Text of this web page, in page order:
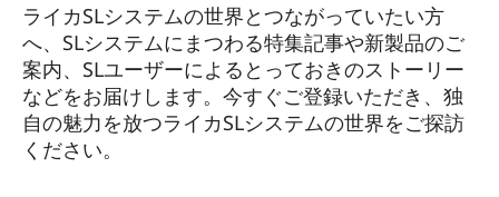
ライカSLシステムの世界とつながっていたい方
へ、SLシステムにまつわる特集記事や新製品のご
案内、SLユーザーによるとっておきのストーリー
などをお届けします。今すぐご登録いただき、独
自の魅力を放つライカSLシステムの世界をご探訪
ください。